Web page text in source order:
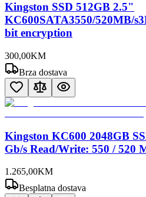
Kingston SSD 512GB 2.5"
KC600SATA3550/520MB/
bit encryption
300,00KM
Brza dostava
Kingston KC600 2048GB
Gb/s Read/Write: 550 / 520
1.265,00KM
Besplatna dostava